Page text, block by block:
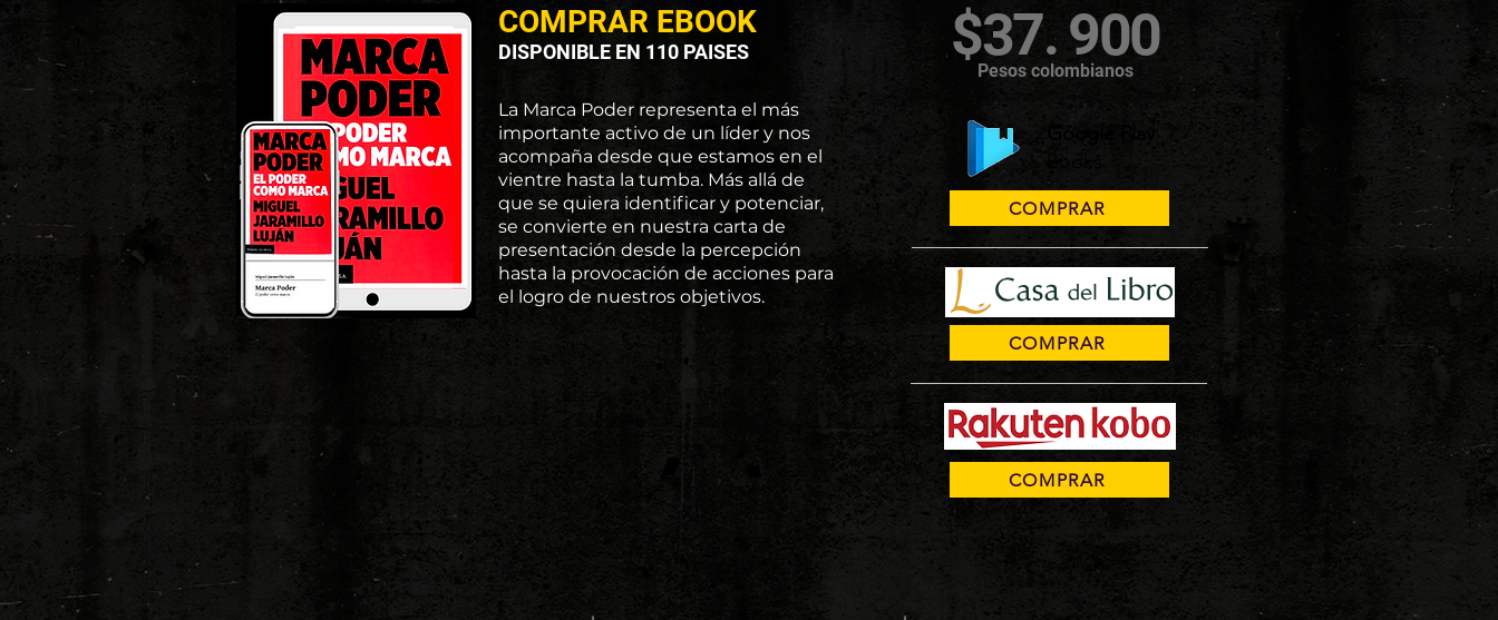
COMPRAR EBOOK
DISPONIBLE EN 110 PAISES
La Marca Poder representa el más
importante activo de un líder y nos
acompaña desde que estamos en el
vientre hasta la tumba. Más allá de
que se quiera identificar y potenciar,
se convierte en nuestra carta de
presentación desde la percepción
hasta la provocación de acciones para
el logro de nuestros objetivos.
$37. 900
Pesos colombianos
COMPRAR
COMPRAR
COMPRAR